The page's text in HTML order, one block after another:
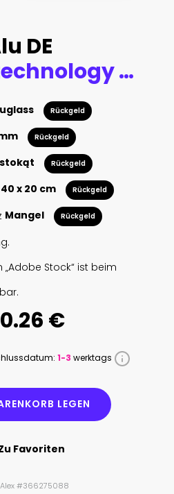
DE
Abstract technology cogwheel concept. Circuit board, high computer color background. Vector illustration with space for content, web - template, business tech presentation.
Rückgeld
Rückgeld
Rückgeld
40 x 20 cm Rückgeld
Mangel Rückgeld
Stock“ ist beim
0.26 €
1-3 werktags
LEGEN
Favoriten
#366275088